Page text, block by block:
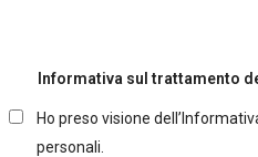
Informativa sul trattamento
Ho preso visione
personali.